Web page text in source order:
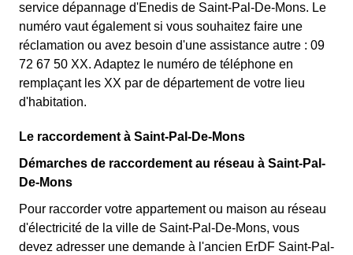
service dépannage d'Enedis de Saint-Pal-De-Mons. Le
numéro vaut également si vous souhaitez faire une
réclamation ou avez besoin d'une assistance autre : 09
72 67 50 XX. Adaptez le numéro de téléphone en
remplaçant les XX par de département de votre lieu
d'habitation.
Le raccordement à Saint-Pal-De-Mons
Démarches de raccordement au réseau à Saint-Pal-
De-Mons
Pour raccorder votre appartement ou maison au réseau
d'électricité de la ville de Saint-Pal-De-Mons, vous
devez adresser une demande à l'ancien ErDF Saint-Pal-